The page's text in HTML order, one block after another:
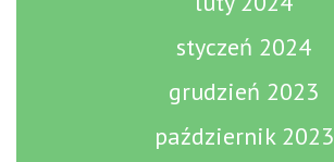
styczeń 2024
grudzień 2023
październik 2023